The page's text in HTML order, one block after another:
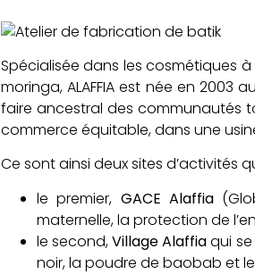
Spécialisée dans les cosmétiques
moringa, ALAFFIA est née en 2003
faire ancestral des communautés
commerce équitable, dans une
Ce sont ainsi deux sites d’activités
le premier, GACE Alaffia
maternelle, la protection de
le second,Village Alaffiaqui
noir, la poudre de baobab et